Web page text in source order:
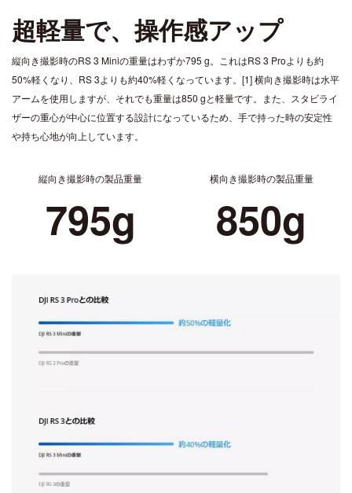
超軽量で、操作感アップ
縦向き撮影時のRS 3 Miniの重量はわずか795 g。これはRS 3 Proよりも約
50%軽くなり、RS 3よりも約40%軽くなっています。[1] 横向き撮影時は水平
アームを使用しますが、それでも重量は850 gと軽量です。また、スタビライ
ザーの重心が中心に位置する設計になっているため、手で持った時の安定性
や持ち心地が向上しています。
縦向き撮影時の製品重量
795g
横向き撮影時の製品重量
850g